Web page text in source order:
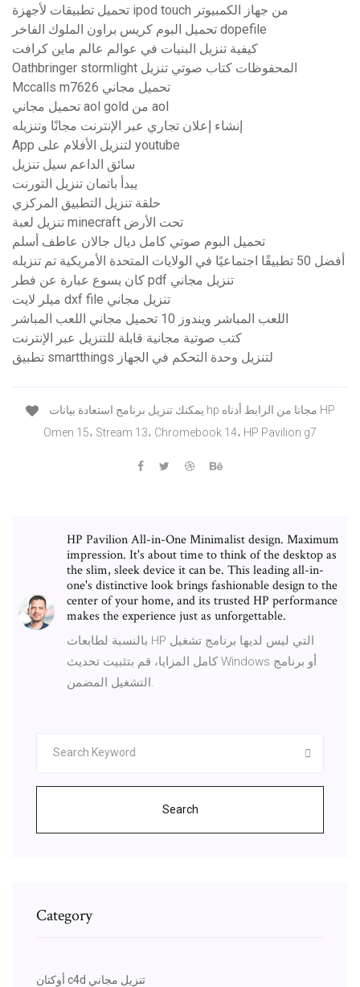
تحميل تطبيقات لأجهزة ipod touch من جهاز الكمبيوتر
تحميل البوم كريس براون الملوك الفاخر dopefile
كيفية تنزيل البنيات في عوالم عالم ماين كرافت
Oathbringer stormlight المحفوظات كتاب صوتي تنزيل
Mccalls m7626 تحميل مجاني
تحميل مجاني aol gold من aol
إنشاء إعلان تجاري عبر الإنترنت مجانًا وتنزيله
App لتنزيل الأفلام على youtube
سائق الداعم سيل تنزيل
يبدأ باتمان تنزيل التورنت
حلقة تنزيل التطبيق المركزي
تنزيل لعبة minecraft تحت الأرض
تحميل البوم صوتي كامل ديال جالان عاطف أسلم
أفضل 50 تطبيقًا اجتماعيًا في الولايات المتحدة الأمريكية تم تنزيله
كان يسوع عبارة عن فطر pdf تنزيل مجاني
ميلر لايت dxf file تنزيل مجاني
اللعب المباشر ويندوز 10 تحميل مجاني اللعب المباشر
كتب صوتية مجانية قابلة للتنزيل عبر الإنترنت
تطبيق smartthings لتنزيل وحدة التحكم في الجهاز
Omen 15، Stream 13، Chromebook 14، HP Pavilion g7
HP Pavilion All-in-One Minimalist design. Maximum
impression. It's about time to think of the desktop as
the slim, sleek device it can be. This leading all-in-
one's distinctive look brings fashionable design to the
center of your home, and its trusted HP performance
makes the experience just as unforgettable.
بالنسبة لطابعات HP التي ليس لديها برنامج تشغيل
كامل المزايا، قم بتثبيت تحديث Windows أو برنامج
التشغيل المضمن.
Search
Category
أوكتان c4d تنزيل مجاني